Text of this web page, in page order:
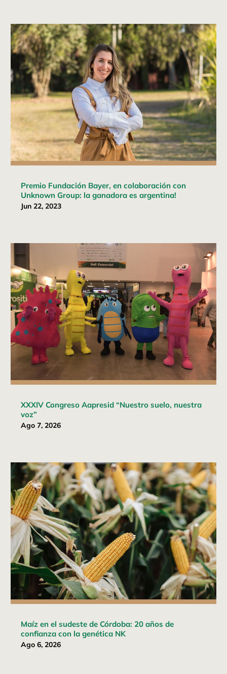
Premio Fundación Bayer, en colaboración con
Unknown Group: la ganadora es argentina!
Jun 22, 2023
XXXIV Congreso Aapresid “Nuestro suelo, nuestra
voz”
Ago 7, 2026
Maíz en el sudeste de Córdoba: 20 años de
confianza con la genética NK
Ago 6, 2026